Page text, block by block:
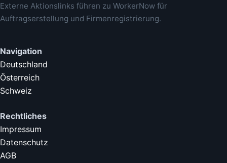
Externe Aktionslinks führen zu WorkerNow für
Auftragserstellung und Firmenregistrierung.
Navigation
Deutschland
Österreich
Schweiz
Rechtliches
Impressum
Datenschutz
AGB